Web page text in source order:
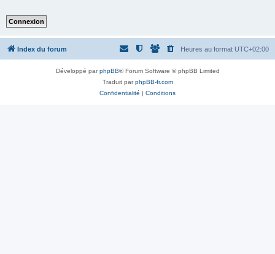
Index du forum Heures au format UTC+02:00
Développé parphpBB® Forum Software © phpBB Limited
Traduit parphpBB-fr.com
Confidentialité | Conditions